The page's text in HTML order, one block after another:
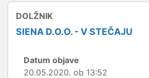
DOLŽNIK
SIENA D.O.O. - V STEČAJU
Datum objave
20.05.2020. ob 13:52